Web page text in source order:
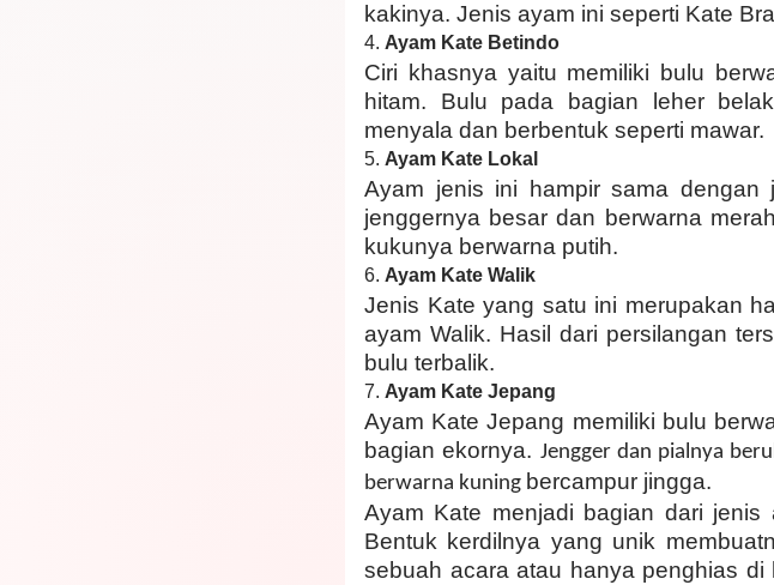
kakinya. Jenis ayam ini seperti Kate
4. Ayam Kate Betindo
Ciri khasnya yaitu memiliki bulu
hitam. Bulu pada bagian leher
menyala dan berbentuk seperti mawar.
5. Ayam Kate Lokal
Ayam jenis ini hampir sama dengan
jenggernya besar dan berwarna
kukunya berwarna putih.
6. Ayam Kate Walik
Jenis Kate yang satu ini merupakan
ayam Walik. Hasil dari persilangan
bulu terbalik.
7. Ayam Kate Jepang
Ayam Kate Jepang memiliki bulu
bagian ekornya. Jengger dan pialnya
berwarna kuning bercampur jingga.
Ayam Kate menjadi bagian dari
Bentuk kerdilnya yang unik
sebuah acara atau hanya penghias di